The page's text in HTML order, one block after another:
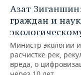
Азат
граждан и
Министр экологии
расчистке рек,
вреда, о